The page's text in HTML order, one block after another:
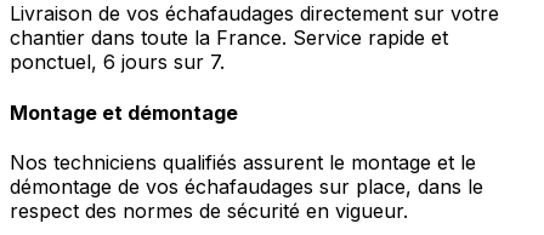
Livraison de vos échafaudages directement sur votre
chantier dans toute la France. Service rapide et
ponctuel, 6 jours sur 7.
Montage et démontage
Nos techniciens qualifiés assurent le montage et le
démontage de vos échafaudages sur place, dans le
respect des normes de sécurité en vigueur.